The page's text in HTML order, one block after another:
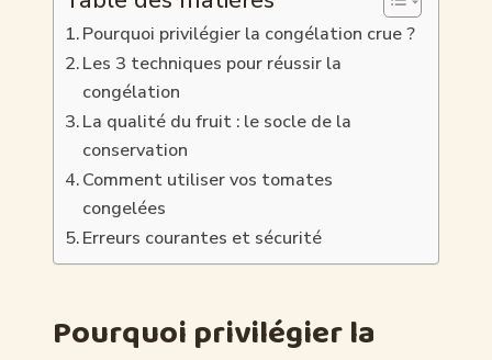
Pourquoi privilégier la congélation crue ?
Les 3 techniques pour réussir la
congélation
La qualité du fruit : le socle de la
conservation
Comment utiliser vos tomates
congelées
Erreurs courantes et sécurité
Pourquoi privilégier la